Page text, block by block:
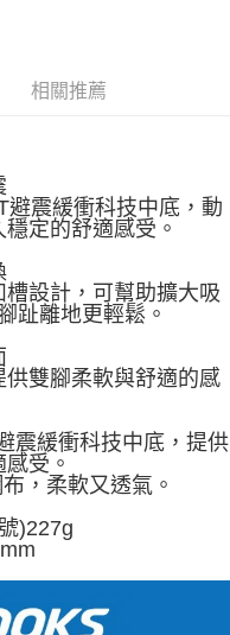
相關推薦
避震緩衝科技中底，動
定的舒適感受。
設計，可幫助擴大吸
趾離地更輕鬆。
雙腳柔軟與舒適的感
震緩衝科技中底，提供
受。
，柔軟又透氣。
)227g